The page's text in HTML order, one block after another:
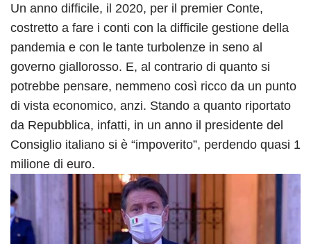
Un anno difficile, il 2020, per il premier Conte,
costretto a fare i conti con la difficile gestione della
pandemia e con le tante turbolenze in seno al
governo giallorosso. E, al contrario di quanto si
potrebbe pensare, nemmeno così ricco da un punto
di vista economico, anzi. Stando a quanto riportato
da Repubblica, infatti, in un anno il presidente del
Consiglio italiano si è “impoverito”, perdendo quasi 1
milione di euro.